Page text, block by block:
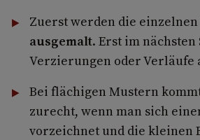
Zuerst werden die
ausgemalt. Erst im
Verzierungen oder Verläufe
Bei flächigen Mustern
zurecht, wenn man sich
vorzeichnet und die kleinen